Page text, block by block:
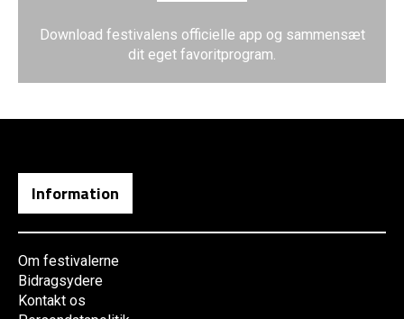
Download festivalens officielle app og sammensæt
dit eget favoritprogram.
Information
Om festivalerne
Bidragsydere
Kontakt os